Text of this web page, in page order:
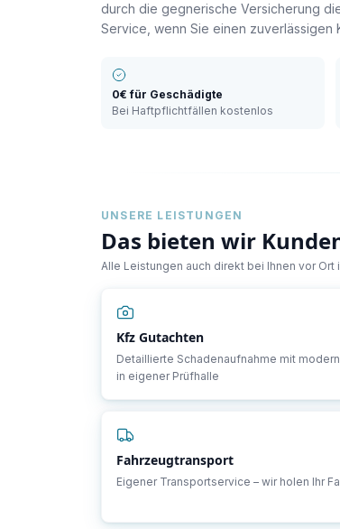
durch die gegnerische Versicherung
Service, wenn Sie einen zuverlässigen
0€ für Geschädigte
Bei Haftpflichtfällen kostenlos
UNSERE LEISTUNGEN
Das bieten wir
Alle Leistungen auch direkt bei Ihnen vor Ort
Kfz Gutachten
Detaillierte Schadenaufnahme mit
in eigener Prüfhalle
Fahrzeugtransport
Eigener Transportservice – wir holen Ihr